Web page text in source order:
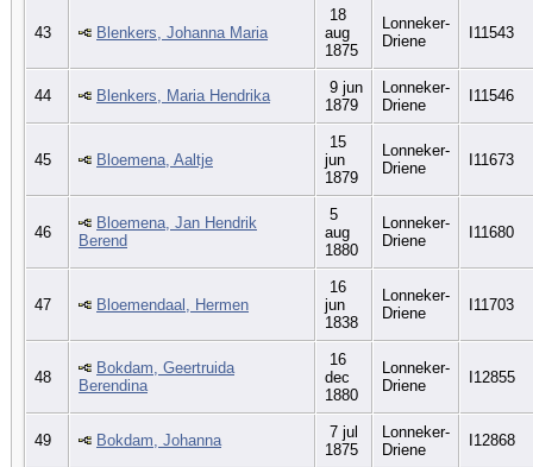
43 Blenkers, Johanna Maria
18
aug
1875
Lonneker-
Driene
I11543
44 Blenkers, Maria Hendrika
9 jun
1879
Lonneker-
Driene
I11546
45 Bloemena, Aaltje
15
jun
1879
Lonneker-
Driene
I11673
46
Bloemena, Jan Hendrik
Berend
5
aug
1880
Lonneker-
Driene
I11680
47 Bloemendaal, Hermen
16
jun
1838
Lonneker-
Driene
I11703
48
Bokdam, Geertruida
Berendina
16
dec
1880
Lonneker-
Driene
I12855
49 Bokdam, Johanna
7 jul
1875
Lonneker-
Driene
I12868